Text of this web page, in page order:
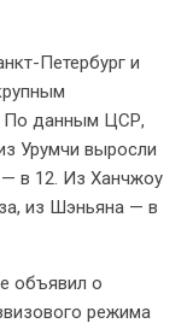
Петербург и
По данным ЦСР,
Урумчи выросли
в 12. Из Ханчжоу
из Шэньяна — в
объявил о
режима